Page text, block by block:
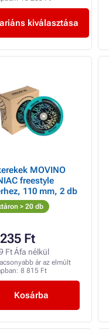
kiválasztása
MOVINO
freestyle
110 mm, 2 db
> 20 db
Ft
Ft Áfa nélkül
ár az elmúlt
8 815 Ft
Kosárba